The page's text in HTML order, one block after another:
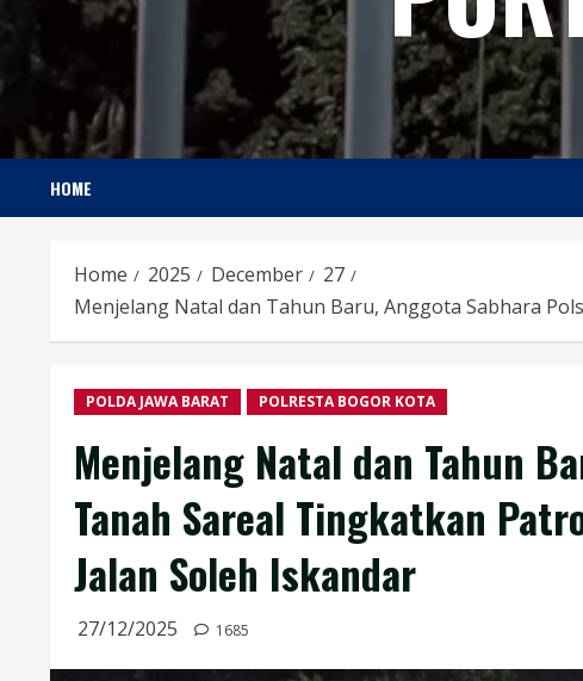
HOME
Home 2025 December
27
Menjelang Natal dan Tahun Baru, Anggota Sabhara
POLDA JAWA BARAT POLRESTA BOGOR KOTA
Menjelang Natal dan Tahun
Tanah Sareal Tingkatkan
Jalan Soleh Iskandar
27/12/2025 1685